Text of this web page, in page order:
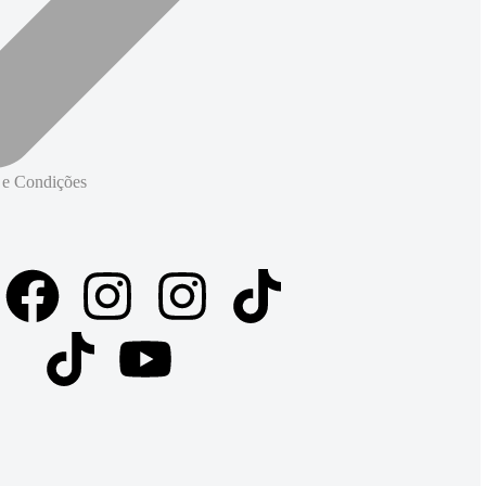
Condições